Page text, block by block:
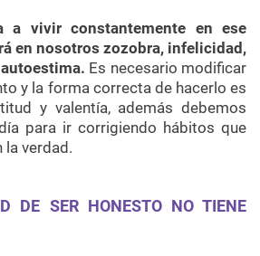
a vivir constantemente en ese
en nosotros zozobra, infelicidad,
Es necesario modificar
y la forma correcta de hacerlo es
y valentía, además debemos
para ir corrigiendo hábitos que
la verdad.
DE SER HONESTO NO TIENE